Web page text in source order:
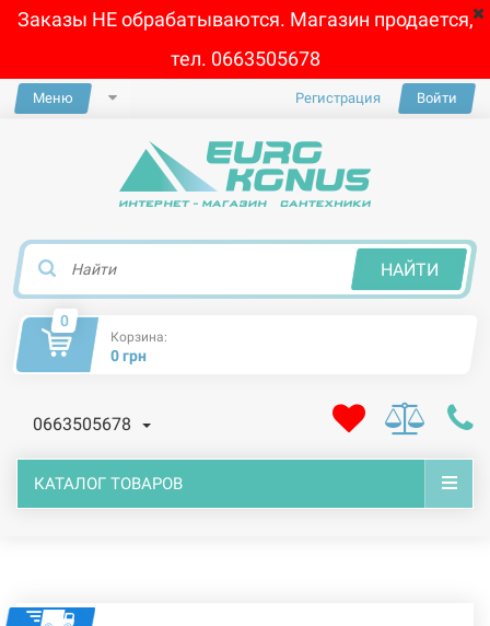
Заказы НЕ обрабатываются. Магазин продается,
тел. 0663505678
Меню Регистрация Войти
НАЙТИ
0
Корзина:
0 грн
0663505678
КАТАЛОГ ТОВАРОВ